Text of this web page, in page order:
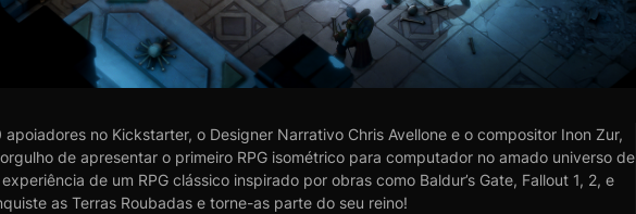
no Kickstarter, o Designer Narrativo Chris Avellone e o compositor Inon Zur,
de apresentar o primeiro RPG isométrico para computador no amado universo de
de um RPG clássico inspirado por obras como Baldur’s Gate, Fallout 1, 2, e
as Terras Roubadas e torne-as parte do seu reino!